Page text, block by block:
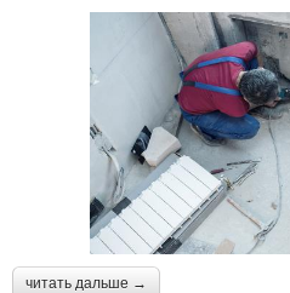
читать дальше →